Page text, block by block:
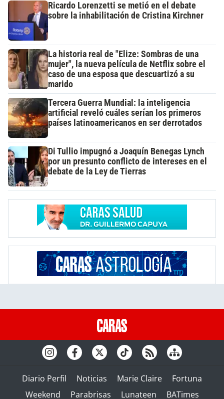
Ricardo Lorenzetti se metió en el debate
sobre la inhabilitación de Cristina Kirchner
La historia real de "Elize: Sombras de una
mujer", la nueva película de Netflix sobre el
caso de una esposa que descuartizó a su
marido
Tercera Guerra Mundial: la inteligencia
artificial reveló cuáles serían los primeros
países latinoamericanos en ser derrotados
Di Tullio impugnó a Joaquín Benegas Lynch
por un presunto conflicto de intereses en el
debate de la Ley de Tierras
Diario Perfil Noticias Marie Claire
Fortuna
Weekend
Parabrisas Lunateen BATimes